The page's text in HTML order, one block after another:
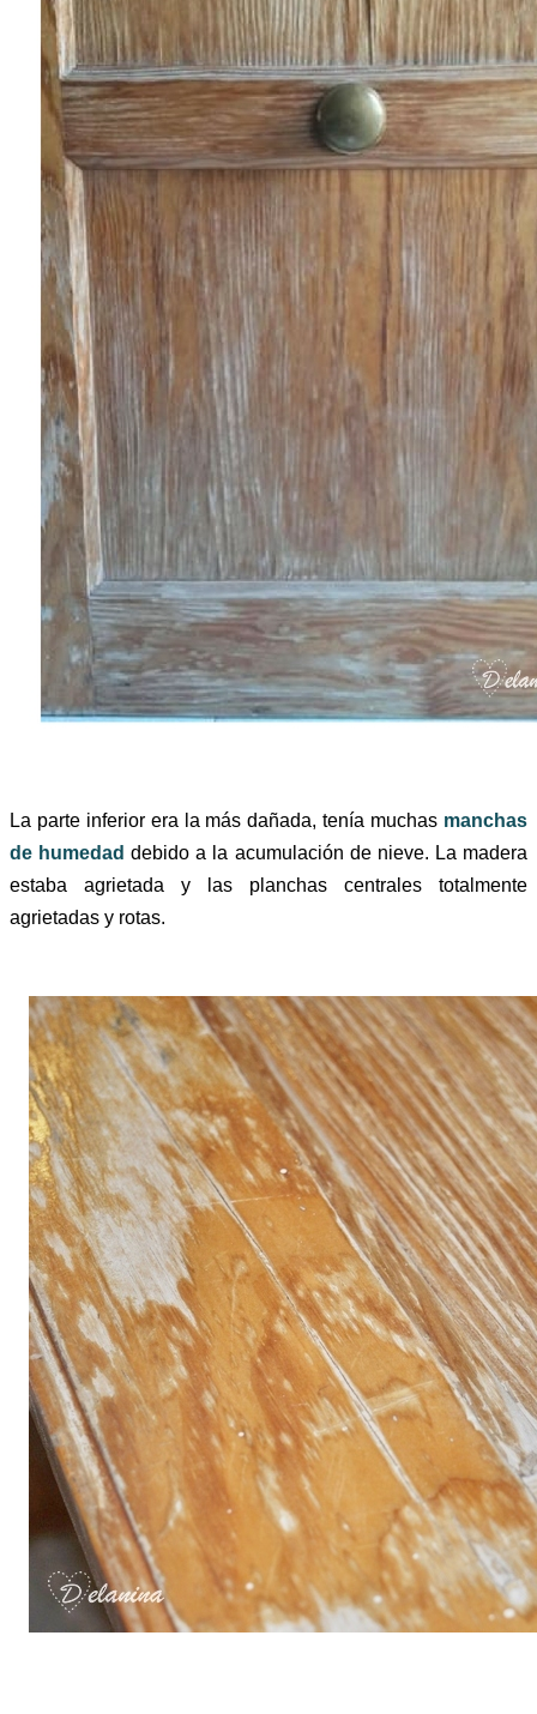
La parte inferior era la más dañada, tenía muchas manchas
de humedad debido a la acumulación de nieve. La madera
estaba agrietada y las planchas centrales totalmente
agrietadas y rotas.